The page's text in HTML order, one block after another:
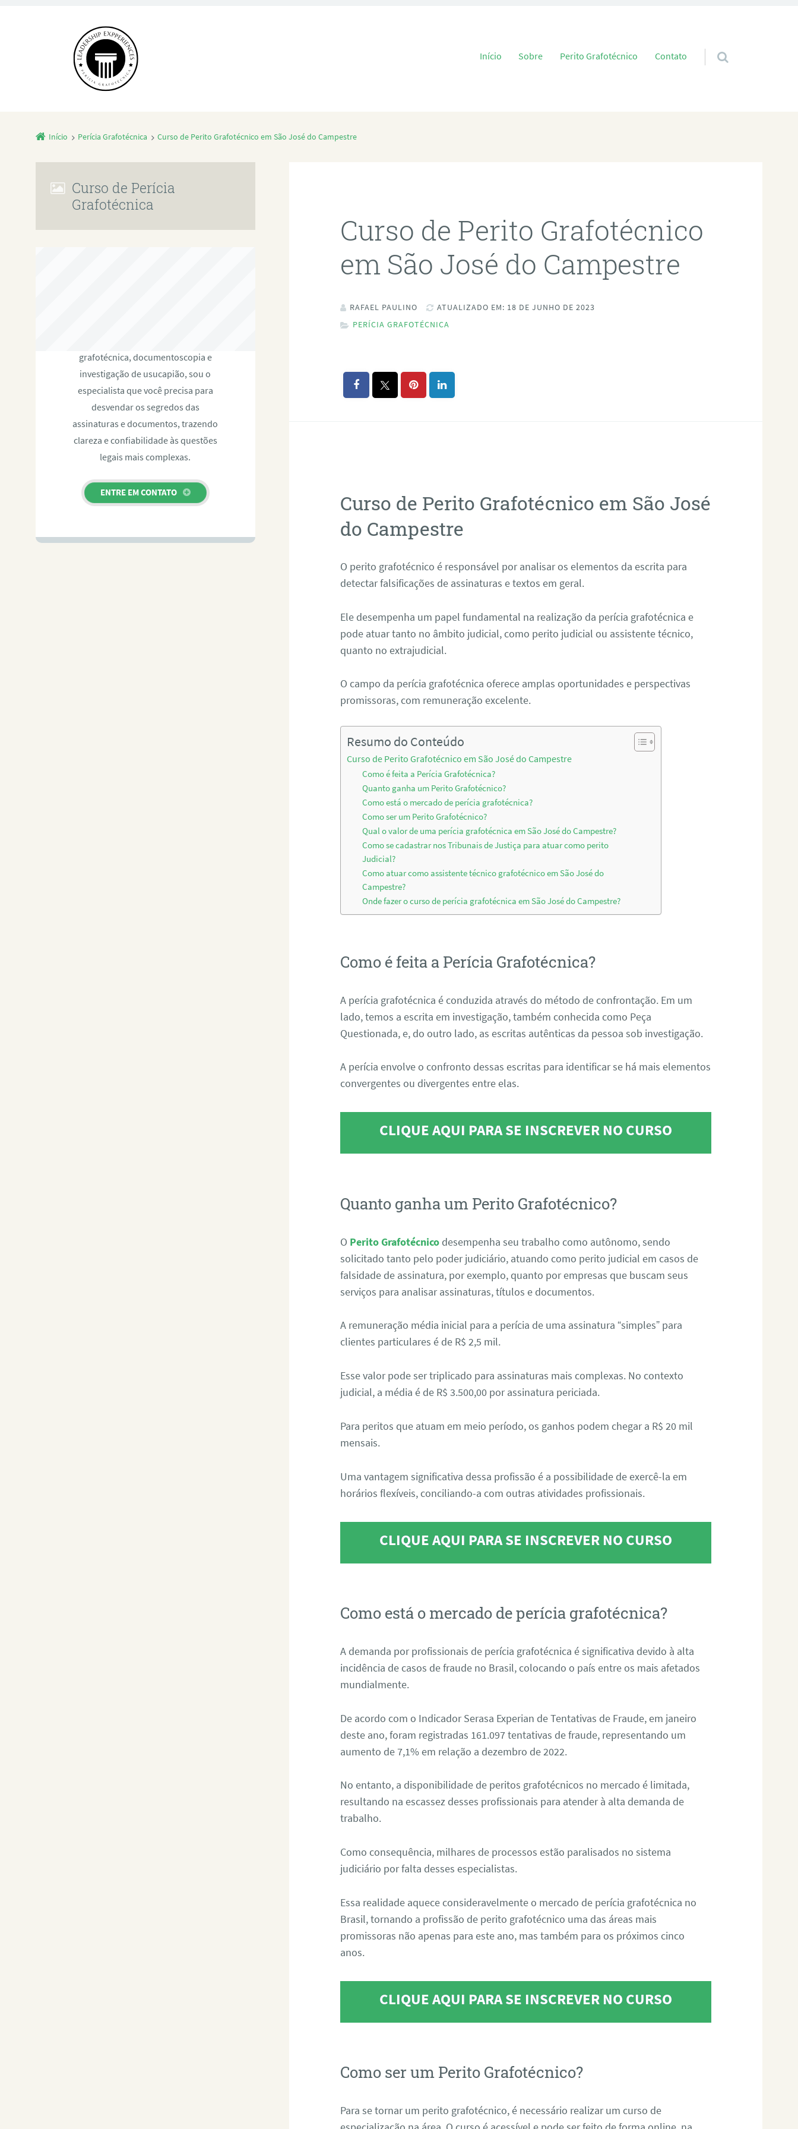
Pular para o conteúdo
Início Sobre Perito Grafotécnico Contato
Início Perícia Grafotécnica Curso de Perito Grafotécnico em São José do Campestre
Curso de Perito Grafotécnico
em São José do Campestre
RAFAEL PAULINO
ATUALIZADO EM: 18 DE JUNHO DE 2023
PERÍCIA GRAFOTÉCNICA
Curso de Perito Grafotécnico em São José
do Campestre
O perito grafotécnico é responsável por analisar os elementos da escrita para
detectar falsificações de assinaturas e textos em geral.
Ele desempenha um papel fundamental na realização da perícia grafotécnica e
pode atuar tanto no âmbito judicial, como perito judicial ou assistente técnico,
quanto no extrajudicial.
O campo da perícia grafotécnica oferece amplas oportunidades e perspectivas
promissoras, com remuneração excelente.
Resumo do Conteúdo
Curso de Perito Grafotécnico em São José do Campestre
Como é feita a Perícia Grafotécnica?
Quanto ganha um Perito Grafotécnico?
Como está o mercado de perícia grafotécnica?
Como ser um Perito Grafotécnico?
Qual o valor de uma perícia grafotécnica em São José do Campestre?
Como se cadastrar nos Tribunais de Justiça para atuar como perito
Judicial?
Como atuar como assistente técnico grafotécnico em São José do
Campestre?
Onde fazer o curso de perícia grafotécnica em São José do Campestre?
Como é feita a Perícia Grafotécnica?
A perícia grafotécnica é conduzida através do método de confrontação. Em um
lado, temos a escrita em investigação, também conhecida como Peça
Questionada, e, do outro lado, as escritas autênticas da pessoa sob investigação.
A perícia envolve o confronto dessas escritas para identificar se há mais elementos
convergentes ou divergentes entre elas.
CLIQUE AQUI PARA SE INSCREVER NO CURSO
Quanto ganha um Perito Grafotécnico?
O Perito Grafotécnico desempenha seu trabalho como autônomo, sendo
solicitado tanto pelo poder judiciário, atuando como perito judicial em casos de
falsidade de assinatura, por exemplo, quanto por empresas que buscam seus
serviços para analisar assinaturas, títulos e documentos.
A remuneração média inicial para a perícia de uma assinatura “simples” para
clientes particulares é de R$ 2,5 mil.
Esse valor pode ser triplicado para assinaturas mais complexas. No contexto
judicial, a média é de R$ 3.500,00 por assinatura periciada.
Para peritos que atuam em meio período, os ganhos podem chegar a R$ 20 mil
mensais.
Uma vantagem significativa dessa profissão é a possibilidade de exercê-la em
horários flexíveis, conciliando-a com outras atividades profissionais.
CLIQUE AQUI PARA SE INSCREVER NO CURSO
Como está o mercado de perícia grafotécnica?
A demanda por profissionais de perícia grafotécnica é significativa devido à alta
incidência de casos de fraude no Brasil, colocando o país entre os mais afetados
mundialmente.
De acordo com o Indicador Serasa Experian de Tentativas de Fraude, em janeiro
deste ano, foram registradas 161.097 tentativas de fraude, representando um
aumento de 7,1% em relação a dezembro de 2022.
No entanto, a disponibilidade de peritos grafotécnicos no mercado é limitada,
resultando na escassez desses profissionais para atender à alta demanda de
trabalho.
Como consequência, milhares de processos estão paralisados no sistema
judiciário por falta desses especialistas.
Essa realidade aquece consideravelmente o mercado de perícia grafotécnica no
Brasil, tornando a profissão de perito grafotécnico uma das áreas mais
promissoras não apenas para este ano, mas também para os próximos cinco
anos.
CLIQUE AQUI PARA SE INSCREVER NO CURSO
Como ser um Perito Grafotécnico?
Para se tornar um perito grafotécnico, é necessário realizar um curso de
Curso de Perícia
Grafotécnica
grafotécnica, documentoscopia e
investigação de usucapião, sou o
especialista que você precisa para
desvendar os segredos das
assinaturas e documentos, trazendo
clareza e confiabilidade às questões
legais mais complexas.
ENTRE EM CONTATO